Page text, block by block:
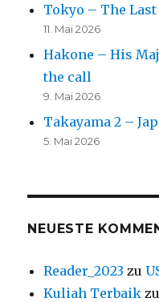
Tokyo – The Last
11. Mai 2026
Hakone – His
the call
9. Mai 2026
Takayama 2 –
5. Mai 2026
NEUESTE
Reader_2023 zu
Kuliah Terbaik